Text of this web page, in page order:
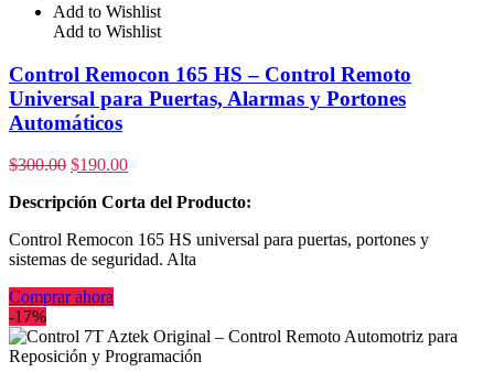
Add to Wishlist
Add to Wishlist
Control Remocon 165 HS – Control Remoto
Universal para Puertas, Alarmas y Portones
Automáticos
$300.00 $190.00
Descripción Corta del Producto:
Control Remocon 165 HS universal para puertas, portones y
sistemas de seguridad. Alta
Comprar ahora
-17%